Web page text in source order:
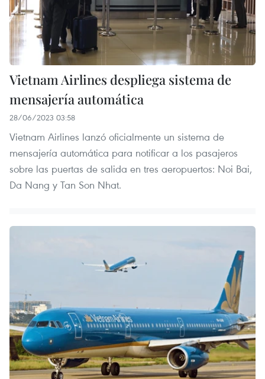
Vietnam Airlines despliega sistema de
mensajería automática
28/06/2023 03:58
Vietnam Airlines lanzó oficialmente un sistema de
mensajería automática para notificar a los pasajeros
sobre las puertas de salida en tres aeropuertos: Noi Bai,
Da Nang y Tan Son Nhat.